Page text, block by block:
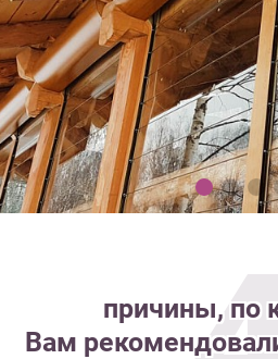
причины, по
Вам